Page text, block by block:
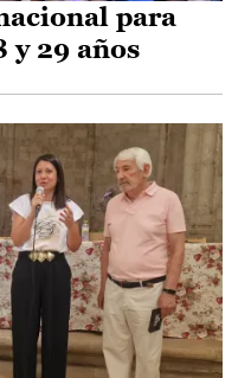
para
y 29 años